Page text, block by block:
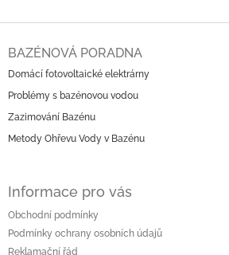
BAZÉNOVÁ PORADNA
Domácí fotovoltaické elektrárny
Problémy s bazénovou vodou
Zazimování Bazénu
Metody Ohřevu Vody v Bazénu
Informace pro vás
Obchodní podmínky
Podmínky ochrany osobních údajů
Reklamační řád